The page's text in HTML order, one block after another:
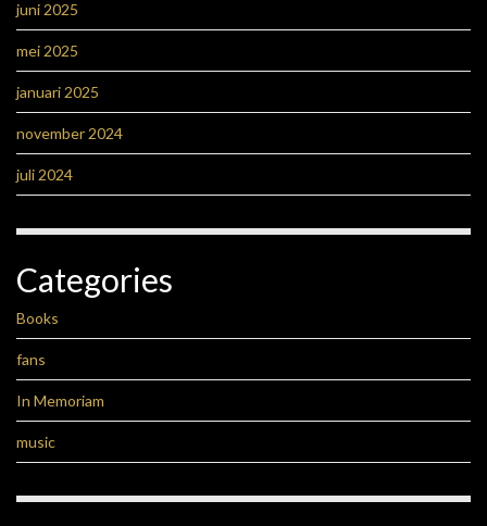
juni 2025
mei 2025
januari 2025
november 2024
juli 2024
Categories
Books
fans
In Memoriam
music